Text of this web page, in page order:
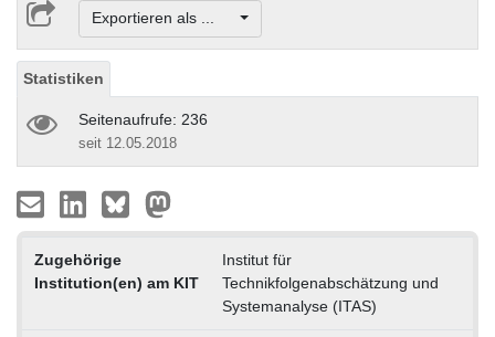
Exportieren als ...
Statistiken
Seitenaufrufe: 236
seit 12.05.2018
Zugehörige
Institution(en) am KIT
Institut für
Technikfolgenabschätzung und
Systemanalyse (ITAS)